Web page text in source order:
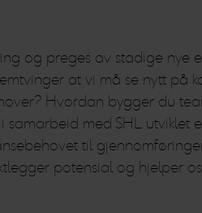
og preges av stadige nye
at vi må se nytt på
Hvordan bygger du
med SHL utviklet
til
potensial og hjelper